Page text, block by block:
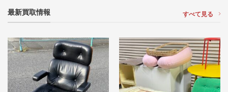
最新買取情報 すべて見る